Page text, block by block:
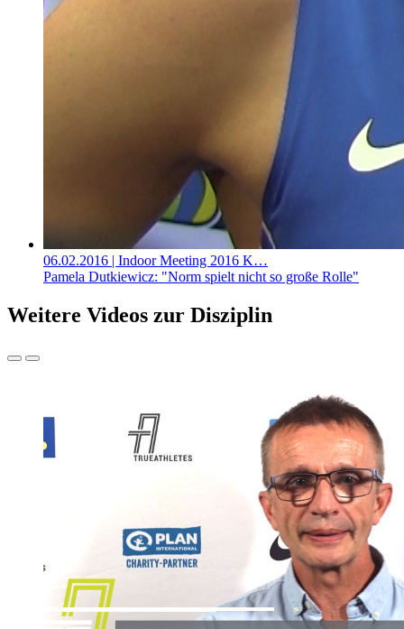
06.02.2016 | Indoor Meeting 2016 K…
Pamela Dutkiewicz: "Norm spielt nicht so große Rolle"
Weitere Videos zur Disziplin